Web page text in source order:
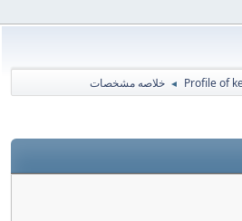
Profile of
◄ خلاصه مشخصات